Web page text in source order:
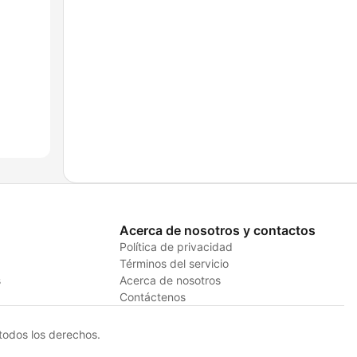
Acerca de nosotros y contactos
Política de privacidad
Términos del servicio
Acerca de nosotros
Contáctenos
los derechos.